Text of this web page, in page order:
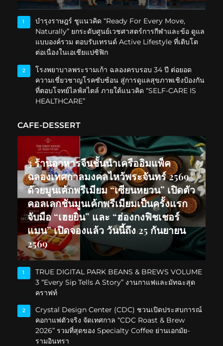
1
บำรุงราษฎร์ ชูแนวคิด “Ready For Every Move,
Naturally” ยกระดับศูนย์เวชศาสตร์การกีฬาและข้อ ดูแล
แบบองค์รวม ตอบรับเทรนด์ Active Lifestyle ที่เติบโต
ต่อเนื่องในเอเชียแปซิฟิก
2
โรงพยาบาลพระรามเก้า ฉลองครบรอบ 34 ปี ต่อยอด
ความเชี่ยวชาญโรคซับซ้อน สู่การดูแลสุขภาพเชิงป้องกัน
ที่ตอบโจทย์ไลฟ์สไตล์ ภายใต้แนวคิด “SELF-CARE IS
HEALTHCARE”
CAFE-DESSERT
3 ร้านอาหารจีนชั้นนำเครืออิมแพ็ค
ฉลองเทศกาลมงคลไหว้พระจันทร์ 2569
ด้วยมูนเค้กพรีเมียม “เซียนหยวน” เปิดตัว
คอลเลกชันมูนเค้กพรีเมียมเป็นครั้งแรก
จับมือ “เฮยยิน” และ “ฮ่องกงฟิชเชอร์
แมน” เปิดจองแล้ว วันนี้ถึง 25 กันยายน
2569
1
TRUE DIGITAL PARK BEANS & BREWS VOLUME
3 “Every Sip Tells A Story” งานกาแฟและมัทฉะสุด
คราฟท์
2
Crystal Design Center (CDC) ชวนเปิดประสบการณ์
คอกาแฟตัวจริง จัดเทศกาล “CDC Roast & Brew
2026” รวมที่สุดของ Specialty Coffee ย่านเอกมัย-
รามอินทรา